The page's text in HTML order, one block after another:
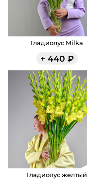
Гладиолус Milka
+ 440 ₽
Гладиолус желтый